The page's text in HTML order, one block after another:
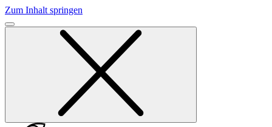
Zum Inhalt springen